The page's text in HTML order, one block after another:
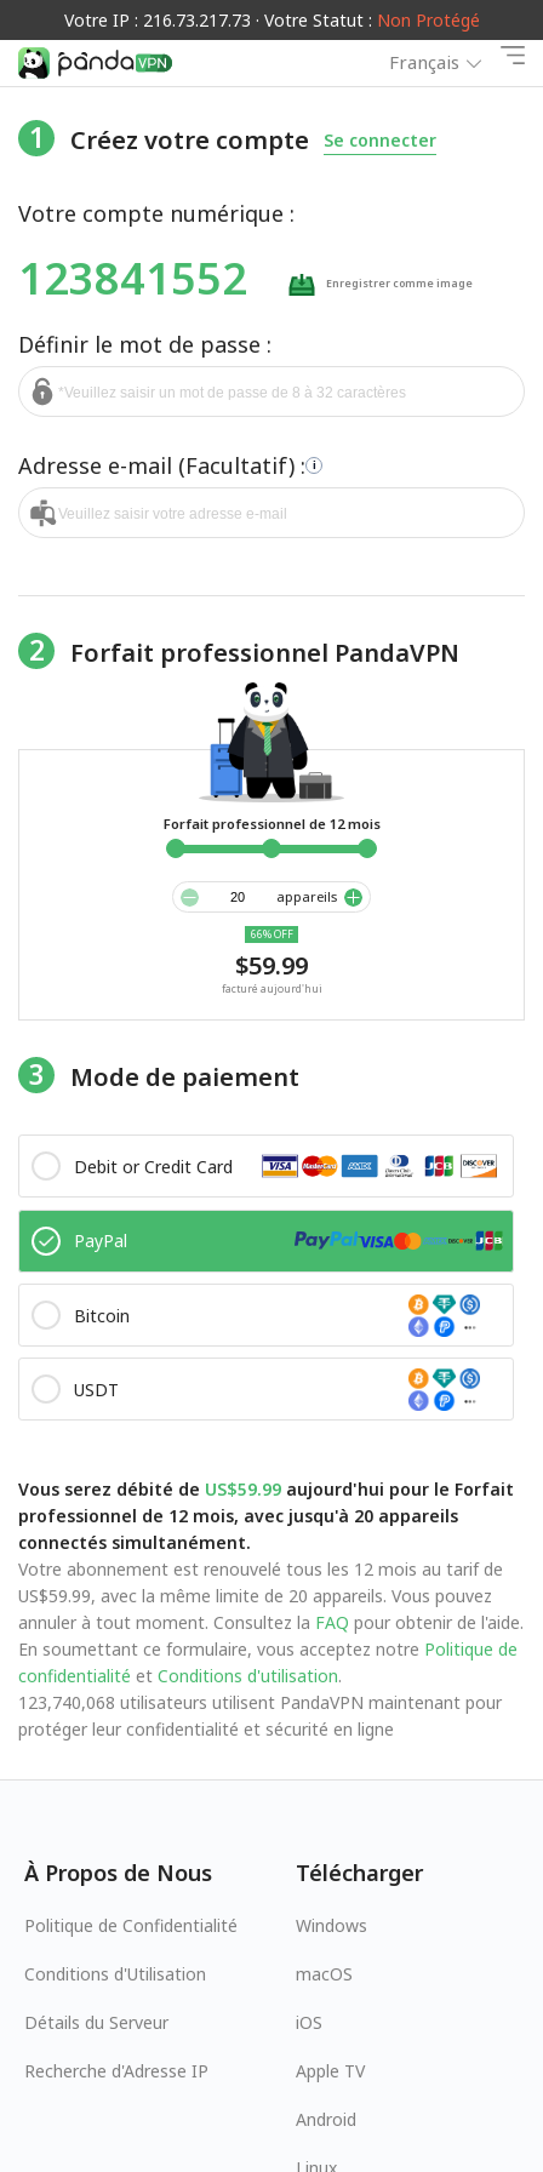
Votre IP : 216.73.217.73 · Votre Statut : Non Protégé
Français
1 Créez votre compte Se connecter
Votre compte numérique :
123841552 Enregistrer comme image
Définir le mot de passe :
Adresse e-mail (Facultatif) : i
2 Forfait professionnel PandaVPN
Forfait professionnel de 12 mois
appareils
66% OFF
$59.99
facturé aujourd'hui
3 Mode de paiement
Debit or Credit Card
PayPal
Bitcoin
USDT
Vous serez débité de US$59.99 aujourd'hui pour le Forfait
professionnel de 12 mois, avec jusqu'à 20 appareils
connectés simultanément.
Votre abonnement est renouvelé tous les 12 mois au tarif de
US$59.99, avec la même limite de 20 appareils. Vous pouvez
annuler à tout moment. Consultez la FAQ pour obtenir de l'aide.
En soumettant ce formulaire, vous acceptez notre Politique de
confidentialité et Conditions d'utilisation.
123,740,068 utilisateurs utilisent PandaVPN maintenant pour
protéger leur confidentialité et sécurité en ligne
À Propos de Nous
Politique de Confidentialité
Conditions d'Utilisation
Détails du Serveur
Recherche d'Adresse IP
Télécharger
Windows
macOS
iOS
Apple TV
Android